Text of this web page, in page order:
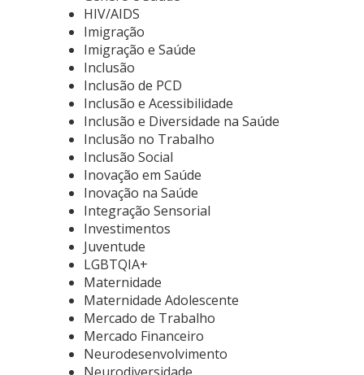
HIV/AIDS
Imigração
Imigração e Saúde
Inclusão
Inclusão de PCD
Inclusão e Acessibilidade
Inclusão e Diversidade na Saúde
Inclusão no Trabalho
Inclusão Social
Inovação em Saúde
Inovação na Saúde
Integração Sensorial
Investimentos
Juventude
LGBTQIA+
Maternidade
Maternidade Adolescente
Mercado de Trabalho
Mercado Financeiro
Neurodesenvolvimento